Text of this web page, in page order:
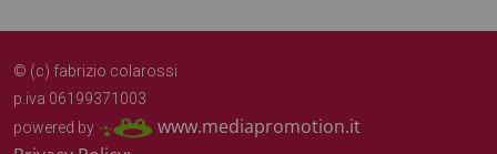
© (c) fabrizio colarossi
p.iva 06199371003
powered by
www.mediapromotion.it